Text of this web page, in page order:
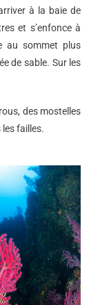
à la baie de
et s’enfonce à
au sommet plus
de sable. Sur les
des mostelles
les failles.